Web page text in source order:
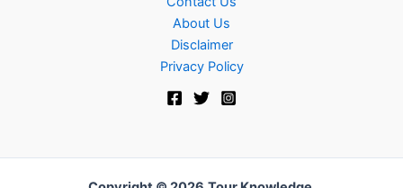
About Us
Disclaimer
Privacy Policy